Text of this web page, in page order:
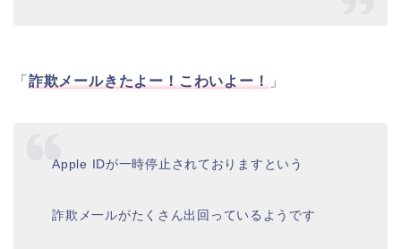
「 詐欺メールきたよー！こわいよー！ 」
Apple IDが一時停止されておりますという
詐欺メ一ルがたくさん出回っているようです